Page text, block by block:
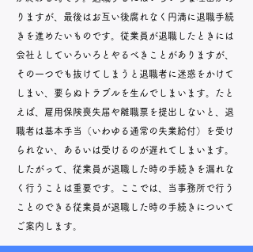
りますが、最後はお互い後腐れなく円満に退職手続
きを進めたいものです。従業員が退職したときには
会社としていろいろとやるべきことがありますが、
その一つでも抜けてしまうと退職者に迷惑をかけて
しまい、要らぬトラブルを生んでしまいます。たと
えば、雇用保険喪失届や離職票を提出しないと、退
職者は基本手当（いわゆる通常の失業給付）を受け
られない、あるいは受けるのが遅れてしまいます。
したがって、従業員が退職した時の手続きを漏れな
く行うことは重要です。ここでは、当事務所で行う
ことのできる従業員が退職した時の手続きについて
ご案内します。